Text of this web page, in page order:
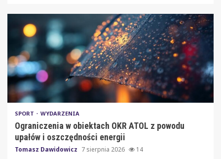
SPORT WYDARZENIA
Ograniczenia w obiektach OKR ATOL z powodu
upałów i oszczędności energii
Tomasz Dawidowicz 7 sierpnia 2026 14